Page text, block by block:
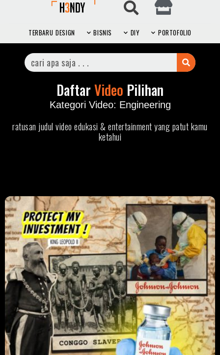
TERBARU DESIGN BISNIS DIY PORTOFOLIO
DaftarVideo Pilihan
Kategori Video: Engineering
ratusan judul video edukasi & entertainment yang patut kamu
ketahui